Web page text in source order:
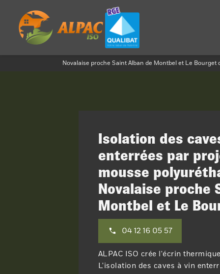
Novalaise proche Saint Alban de Montbel et Le
Isolation des
enterrées par
mousse
Novalaise proche
Montbel et Le
04 12 16 05 57
ALPAC ISO crée l'écrin
L'isolation des caves à vin